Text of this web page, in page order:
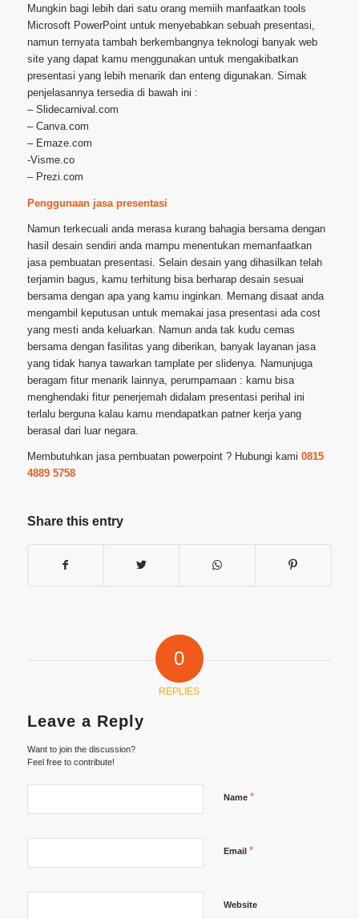
Mungkin bagi lebih dari satu orang memiih manfaatkan tools
Microsoft PowerPoint untuk menyebabkan sebuah presentasi,
namun ternyata tambah berkembangnya teknologi banyak web
site yang dapat kamu menggunakan untuk mengakibatkan
presentasi yang lebih menarik dan enteng digunakan. Simak
penjelasannya tersedia di bawah ini :
– Slidecarnival.com
– Canva.com
– Emaze.com
-Visme.co
– Prezi.com
Penggunaan jasa presentasi
Namun terkecuali anda merasa kurang bahagia bersama dengan
hasil desain sendiri anda mampu menentukan memanfaatkan
jasa pembuatan presentasi. Selain desain yang dihasilkan telah
terjamin bagus, kamu terhitung bisa berharap desain sesuai
bersama dengan apa yang kamu inginkan. Memang disaat anda
mengambil keputusan untuk memakai jasa presentasi ada cost
yang mesti anda keluarkan. Namun anda tak kudu cemas
bersama dengan fasilitas yang diberikan, banyak layanan jasa
yang tidak hanya tawarkan tamplate per slidenya. Namunjuga
beragam fitur menarik lainnya, perumpamaan : kamu bisa
menghendaki fitur penerjemah didalam presentasi perihal ini
terlalu berguna kalau kamu mendapatkan patner kerja yang
berasal dari luar negara.
Membutuhkan jasa pembuatan powerpoint ? Hubungi kami 0815
4889 5758
Share this entry
0
REPLIES
Leave a Reply
Want to join the discussion?
Feel free to contribute!
Name *
Email *
Website